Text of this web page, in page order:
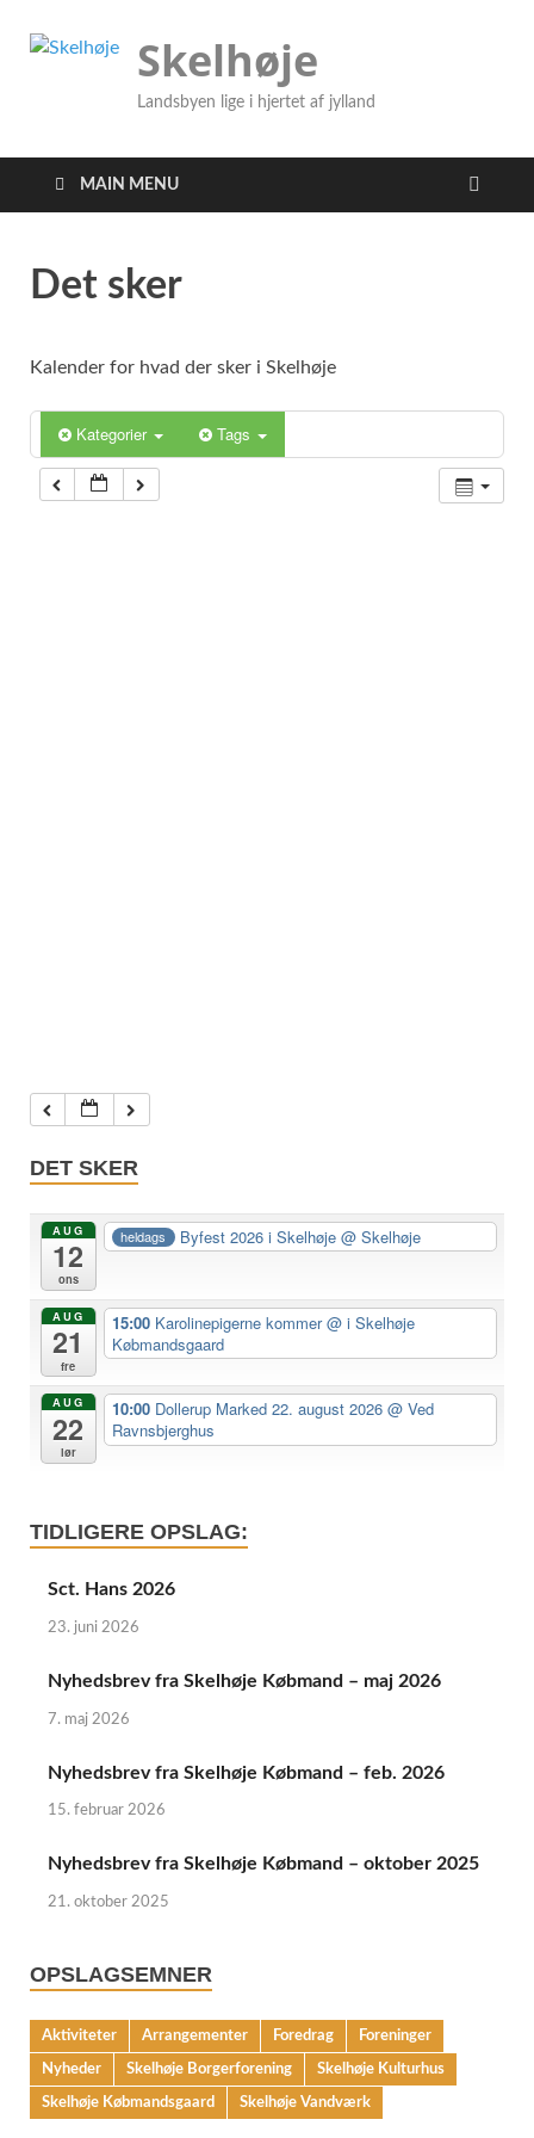
Skelhøje
Landsbyen lige i hjertet af jylland
MAIN MENU
Det sker
Kalender for hvad der sker i Skelhøje
Kategorier Tags
DET SKER
AUG
12
ons
heldags Byfest 2026 i Skelhøje@ Skelhøje
AUG
21
fre
15:00 Karolinepigerne kommer@ i Skelhøje
Købmandsgaard
AUG
22
lør
10:00 Dollerup Marked 22. august 2026 @ Ved
Ravnsbjerghus
TIDLIGERE OPSLAG:
Sct. Hans 2026
23. juni 2026
Nyhedsbrev fra Skelhøje Købmand – maj 2026
7. maj 2026
Nyhedsbrev fra Skelhøje Købmand – feb. 2026
15. februar 2026
Nyhedsbrev fra Skelhøje Købmand – oktober 2025
21. oktober 2025
OPSLAGSEMNER
Aktiviteter Arrangementer Foredrag
Foreninger
Nyheder
Skelhøje Borgerforening
Skelhøje Kulturhus
Skelhøje Købmandsgaard
Skelhøje Vandværk